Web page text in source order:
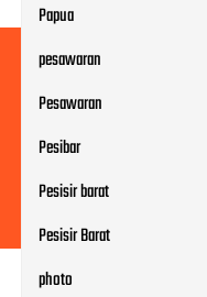
Papua
pesawaran
Pesawaran
Pesibar
Pesisir barat
Pesisir Barat
photo